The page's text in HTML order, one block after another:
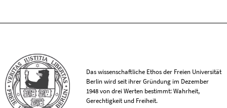
Das wissenschaftliche Ethos der Freien Universität
Berlin wird seit ihrer Gründung im Dezember
1948 von drei Werten bestimmt: Wahrheit,
Gerechtigkeit und Freiheit.